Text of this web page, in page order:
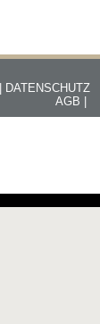
DATENSCHUTZ
AGB |